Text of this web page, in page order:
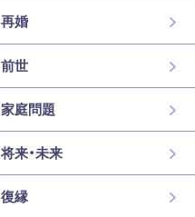
再婚
前世
家庭問題
将来・未来
復縁